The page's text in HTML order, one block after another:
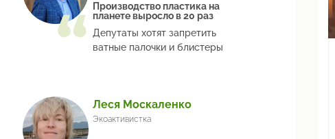
Производство пластика на
планете выросло в 20 раз
Депутаты хотят запретить
ватные палочки и блистеры
Леся Москаленко
Экоактивистка